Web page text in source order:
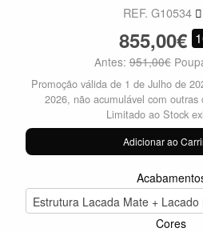
REF. G10534
855,00€
Antes:951,00€
Promoção válida de 1 de Julho de
2026, não acumulável com outras
Limitado ao Stock
Adicionar ao
Cores